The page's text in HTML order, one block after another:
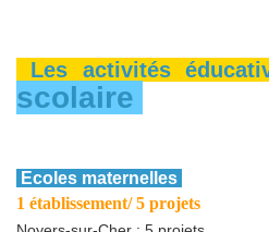
Les activités
scolaire
Ecoles maternelles
1 établissement/ 5 projets